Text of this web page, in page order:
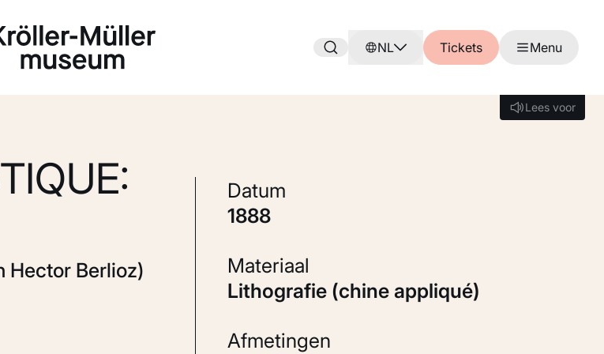
NL Tickets Menu
Lees voor
Lees voor
Hector Berlioz)
Datum
1888
Materiaal
Lithografie (chine appliqué)
Afmetingen